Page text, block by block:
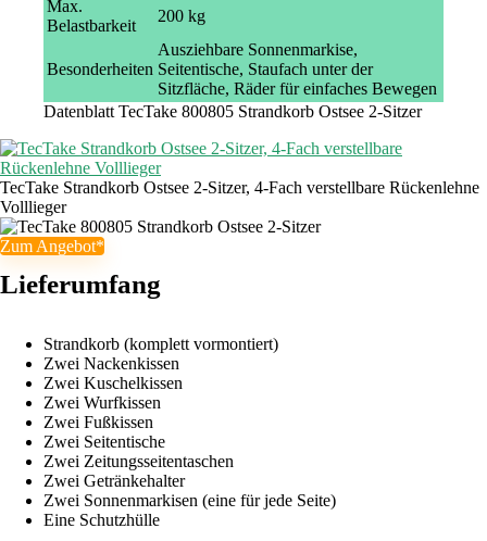
Max.
Belastbarkeit
200 kg
Besonderheiten
Ausziehbare Sonnenmarkise,
Seitentische, Staufach unter der
Sitzfläche, Räder für einfaches Bewegen
Datenblatt TecTake 800805 Strandkorb Ostsee 2-Sitzer
TecTake Strandkorb Ostsee 2-Sitzer, 4-Fach verstellbare Rückenlehne
Volllieger
Zum Angebot*
Lieferumfang
Strandkorb (komplett vormontiert)
Zwei Nackenkissen
Zwei Kuschelkissen
Zwei Wurfkissen
Zwei Fußkissen
Zwei Seitentische
Zwei Zeitungsseitentaschen
Zwei Getränkehalter
Zwei Sonnenmarkisen (eine für jede Seite)
Eine Schutzhülle